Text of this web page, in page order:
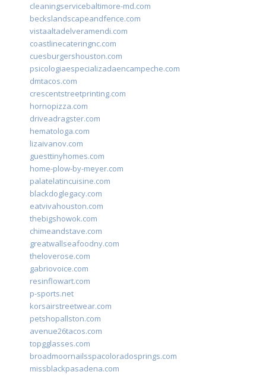
cleaningservicebaltimore-md.com
beckslandscapeandfence.com
vistaaltadelveramendi.com
coastlinecateringnc.com
cuesburgershouston.com
psicologiaespecializadaencampeche.com
dmtacos.com
crescentstreetprinting.com
hornopizza.com
driveadragster.com
hematologa.com
lizaivanov.com
guesttinyhomes.com
home-plow-by-meyer.com
palatelatincuisine.com
blackdoglegacy.com
eatvivahouston.com
thebigshowok.com
chimeandstave.com
greatwallseafoodny.com
theloverose.com
gabriovoice.com
resinflowart.com
p-sports.net
korsairstreetwear.com
petshopallston.com
avenue26tacos.com
topgglasses.com
broadmoornailsspacoloradosprings.com
missblackpasadena.com